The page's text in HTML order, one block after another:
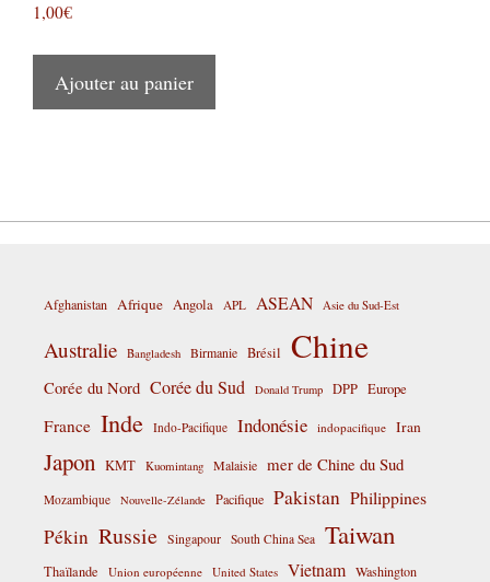
1,00€
Ajouter au panier
Afghanistan Afrique Angola APL ASEAN Asie du Sud-Est
Australie Bangladesh Birmanie Brésil Chine
Corée du Nord Corée du Sud Donald Trump DPP Europe
France Inde Indo-Pacifique Indonésie indopacifique Iran
Japon KMT Kuomintang Malaisie mer de Chine du Sud
Mozambique Nouvelle-Zélande Pacifique Pakistan Philippines
Pékin Russie Singapour South China Sea Taiwan
Thaïlande Union européenne United States Vietnam Washington